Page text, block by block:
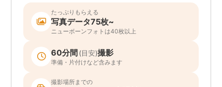
たっぷりもらえる
写真データ75枚~
ニューボーンフォトは40枚以上
60分間 (目安)撮影
準備・片付けなど含みます
撮影場所までの